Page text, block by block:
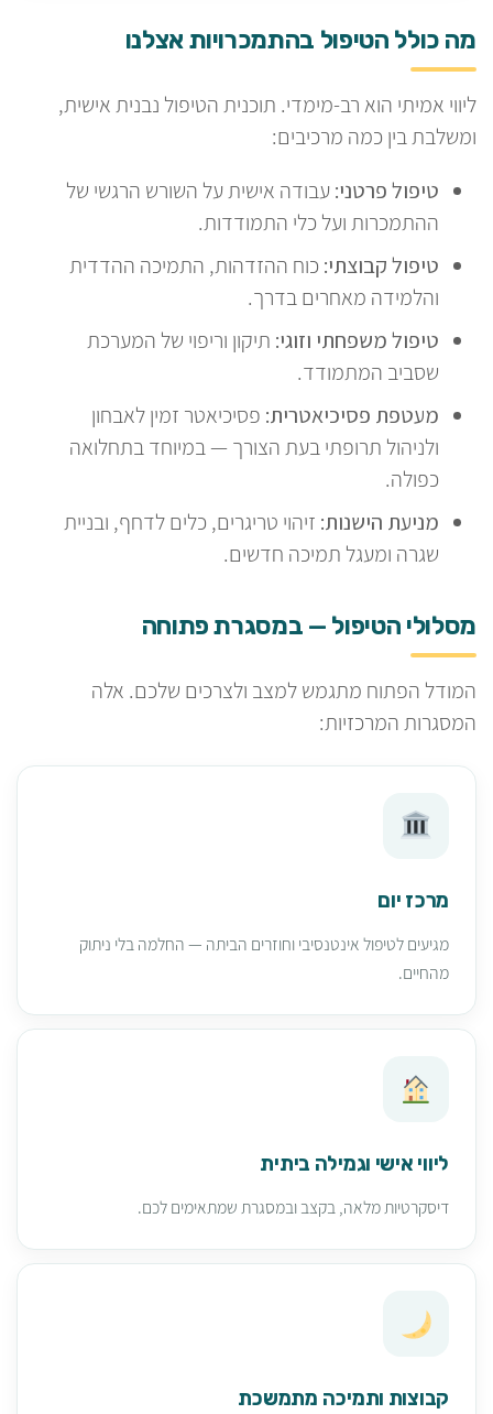
מה כולל הטיפול בהתמכרויות אצלנו
ליווי אמיתי הוא רב-מימדי. תוכנית הטיפול נבנית אישית,
ומשלבת בין כמה מרכיבים:
טיפול פרטני:עבודה אישית על השורש הרגשי של
ההתמכרות ועל כלי התמודדות.
טיפול קבוצתי: כוח ההזדהות, התמיכה ההדדית
והלמידה מאחרים בדרך.
טיפול משפחתי וזוגי: תיקון וריפוי של המערכת
שסביב המתמודד.
מעטפת פסיכיאטרית: פסיכיאטר זמין לאבחון
ולניהול תרופתי בעת הצורך — במיוחד בתחלואה
כפולה.
מניעת הישנות: זיהוי טריגרים, כלים לדחף, ובניית
שגרה ומעגל תמיכה חדשים.
מסלולי הטיפול — במסגרת פתוחה
המודל הפתוח מתגמש למצב ולצרכים שלכם. אלה
המסגרות המרכזיות:
מרכז יום
מגיעים לטיפול אינטנסיבי וחוזרים הביתה — החלמה בלי ניתוק
מהחיים.
ליווי אישי וגמילה ביתית
דיסקרטיות מלאה, בקצב ובמסגרת שמתאימים לכם.
קבוצות ותמיכה מתמשכת